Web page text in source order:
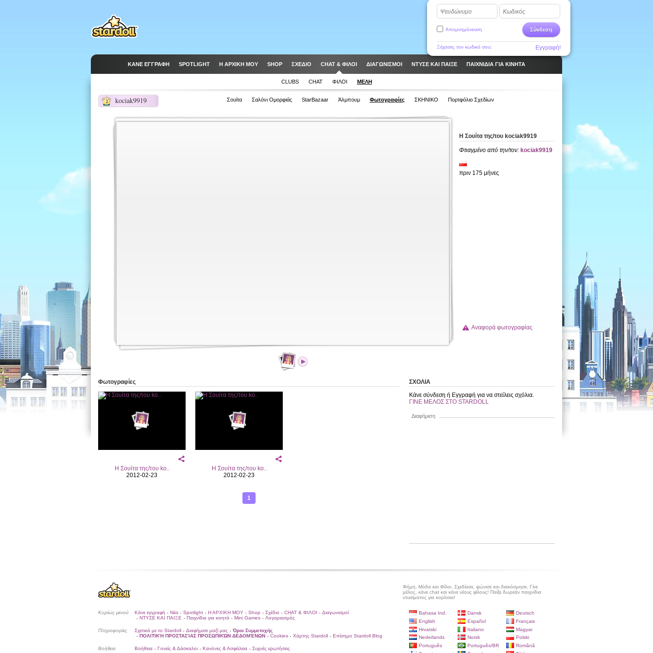
Ψευδώνυμο Κωδικός
Σύνδεση
Απομνημόνευση
Ξέχασες τον κωδικό σου; Εγγραφή!
ΚΆΝΕ ΕΓΓΡΑΦΉ SPOTLIGHT Η ΑΡΧΙΚΗ ΜΟΥ SHOP ΣΧΈΔΙΟ CHAT & ΦΙΛΟΙ ΔΙΑΓΩΝΙΣΜΟΊ ΝΤΥΣΕ ΚΑΙ ΠΑΙΞΕ ΠΑΙΧΝΊΔΙΑ ΓΙΑ ΚΙΝΗΤΆ
CLUBS CHAT ΦΊΛΟΙ ΜΈΛΗ
kociak9919
2 Σουίτα Σαλόνι Ομορφιάς StarBazaar Άλμπουμ Φωτογραφίες ΣΚΗΝΙΚΟ Πορτφόλιο Σχεδίων
Η Σουίτα της/του kociak9919
Φτιαγμένο από την/τον: kociak9919
πριν 175 μήνες
Αναφορά φωτογραφίας
Φωτογραφίες
Η Σουίτα της/του ko..
2012-02-23
Η Σουίτα της/του ko..
2012-02-23
1
ΣΧΟΛΙΑ
Κάνε σύνδεση ή Εγγραφή για να στείλεις σχόλια.
ΓΙΝΕ ΜΕΛΟΣ ΣΤΟ STARDOLL
Διαφήμιση
Φήμη, Μόδα και Φίλοι. Σχεδίασε, ψώνισε και διακόσμησε. Γίνε
μέλος, κάνε chat και κάνε νέους φίλους! Παίξε δωρεάν παιχνίδια
ντυσίματος για κορίτσια!
Κυρίως μενού Κάνε εγγραφή • Νέα • Spotlight • Η ΑΡΧΙΚΗ ΜΟΥ • Shop • Σχέδιο • CHAT & ΦΙΛΟΙ • Διαγωνισμοί
• ΝΤΥΣΕ ΚΑΙ ΠΑΙΞΕ • Παιχνίδια για κινητά • Mini Games • Λογαριασμός
Πληροφορίες Σχετικά με το Stardoll • Διαφήμισε μαζί μας • Όροι Συμμετοχής
• ΠΟΛΙΤΙΚΉ ΠΡΟΣΤΑΣΊΑΣ ΠΡΟΣΩΠΙΚΏΝ ΔΕΔΟΜΈΝΩΝ • Cookies • Χάρτης Stardoll • Επίσημο Stardoll Blog
Βοήθεια Βοήθεια • Γονείς & Δάσκαλοι • Κανόνες & Ασφάλεια • Συχνές ερωτήσεις
Bahasa Ind. Dansk
Deutsch
English
Español
Français
Hrvatski
Italiano
Magyar
Nederlands
Norsk
Polski
Português
Português/BR
Română